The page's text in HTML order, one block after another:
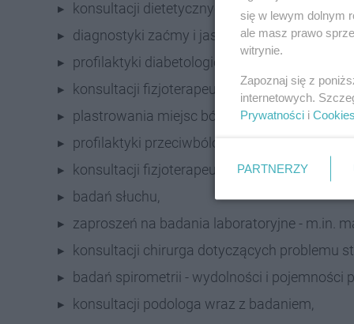
konsultacji dietetycznych,
diagnostyki zaćmy i jaskry - badanie wraz z
profilaktyki diabetologicznej,
konsultacji fizjoterapeutów,
plastrowania miejsc bólowych - kinesiotaping,
profilaktyki przeciwbólowej z zastosowaniem
konsultacji fizjoterapeuty
badań słuchu,
zaproszeń na badania laboratoryjne - m.in.
konsultacji chirurga dotyczących problemu
badań spirometrii - wydolności i pojemności
konsultacji podologa wraz z badaniem,
się w lewym dolnym
ale masz prawo
witrynie.
Zapoznaj się z
internetowych.
Prywatności i Cookies
PARTNERZY